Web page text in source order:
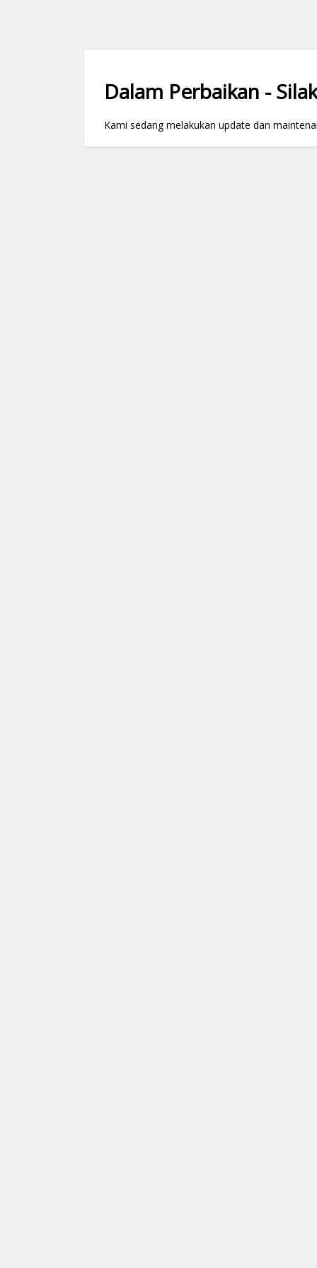
Dalam Perbaikan -
Kami sedang melakukan update dan